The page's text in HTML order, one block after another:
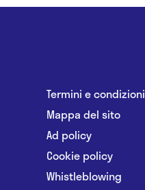
Termini e condizioni
Mappa del sito
Ad policy
Cookie policy
Whistleblowing